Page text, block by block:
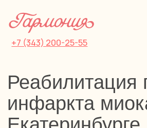
+7 (343) 200-25-55
инфаркта миокарда в
Екатеринбурге